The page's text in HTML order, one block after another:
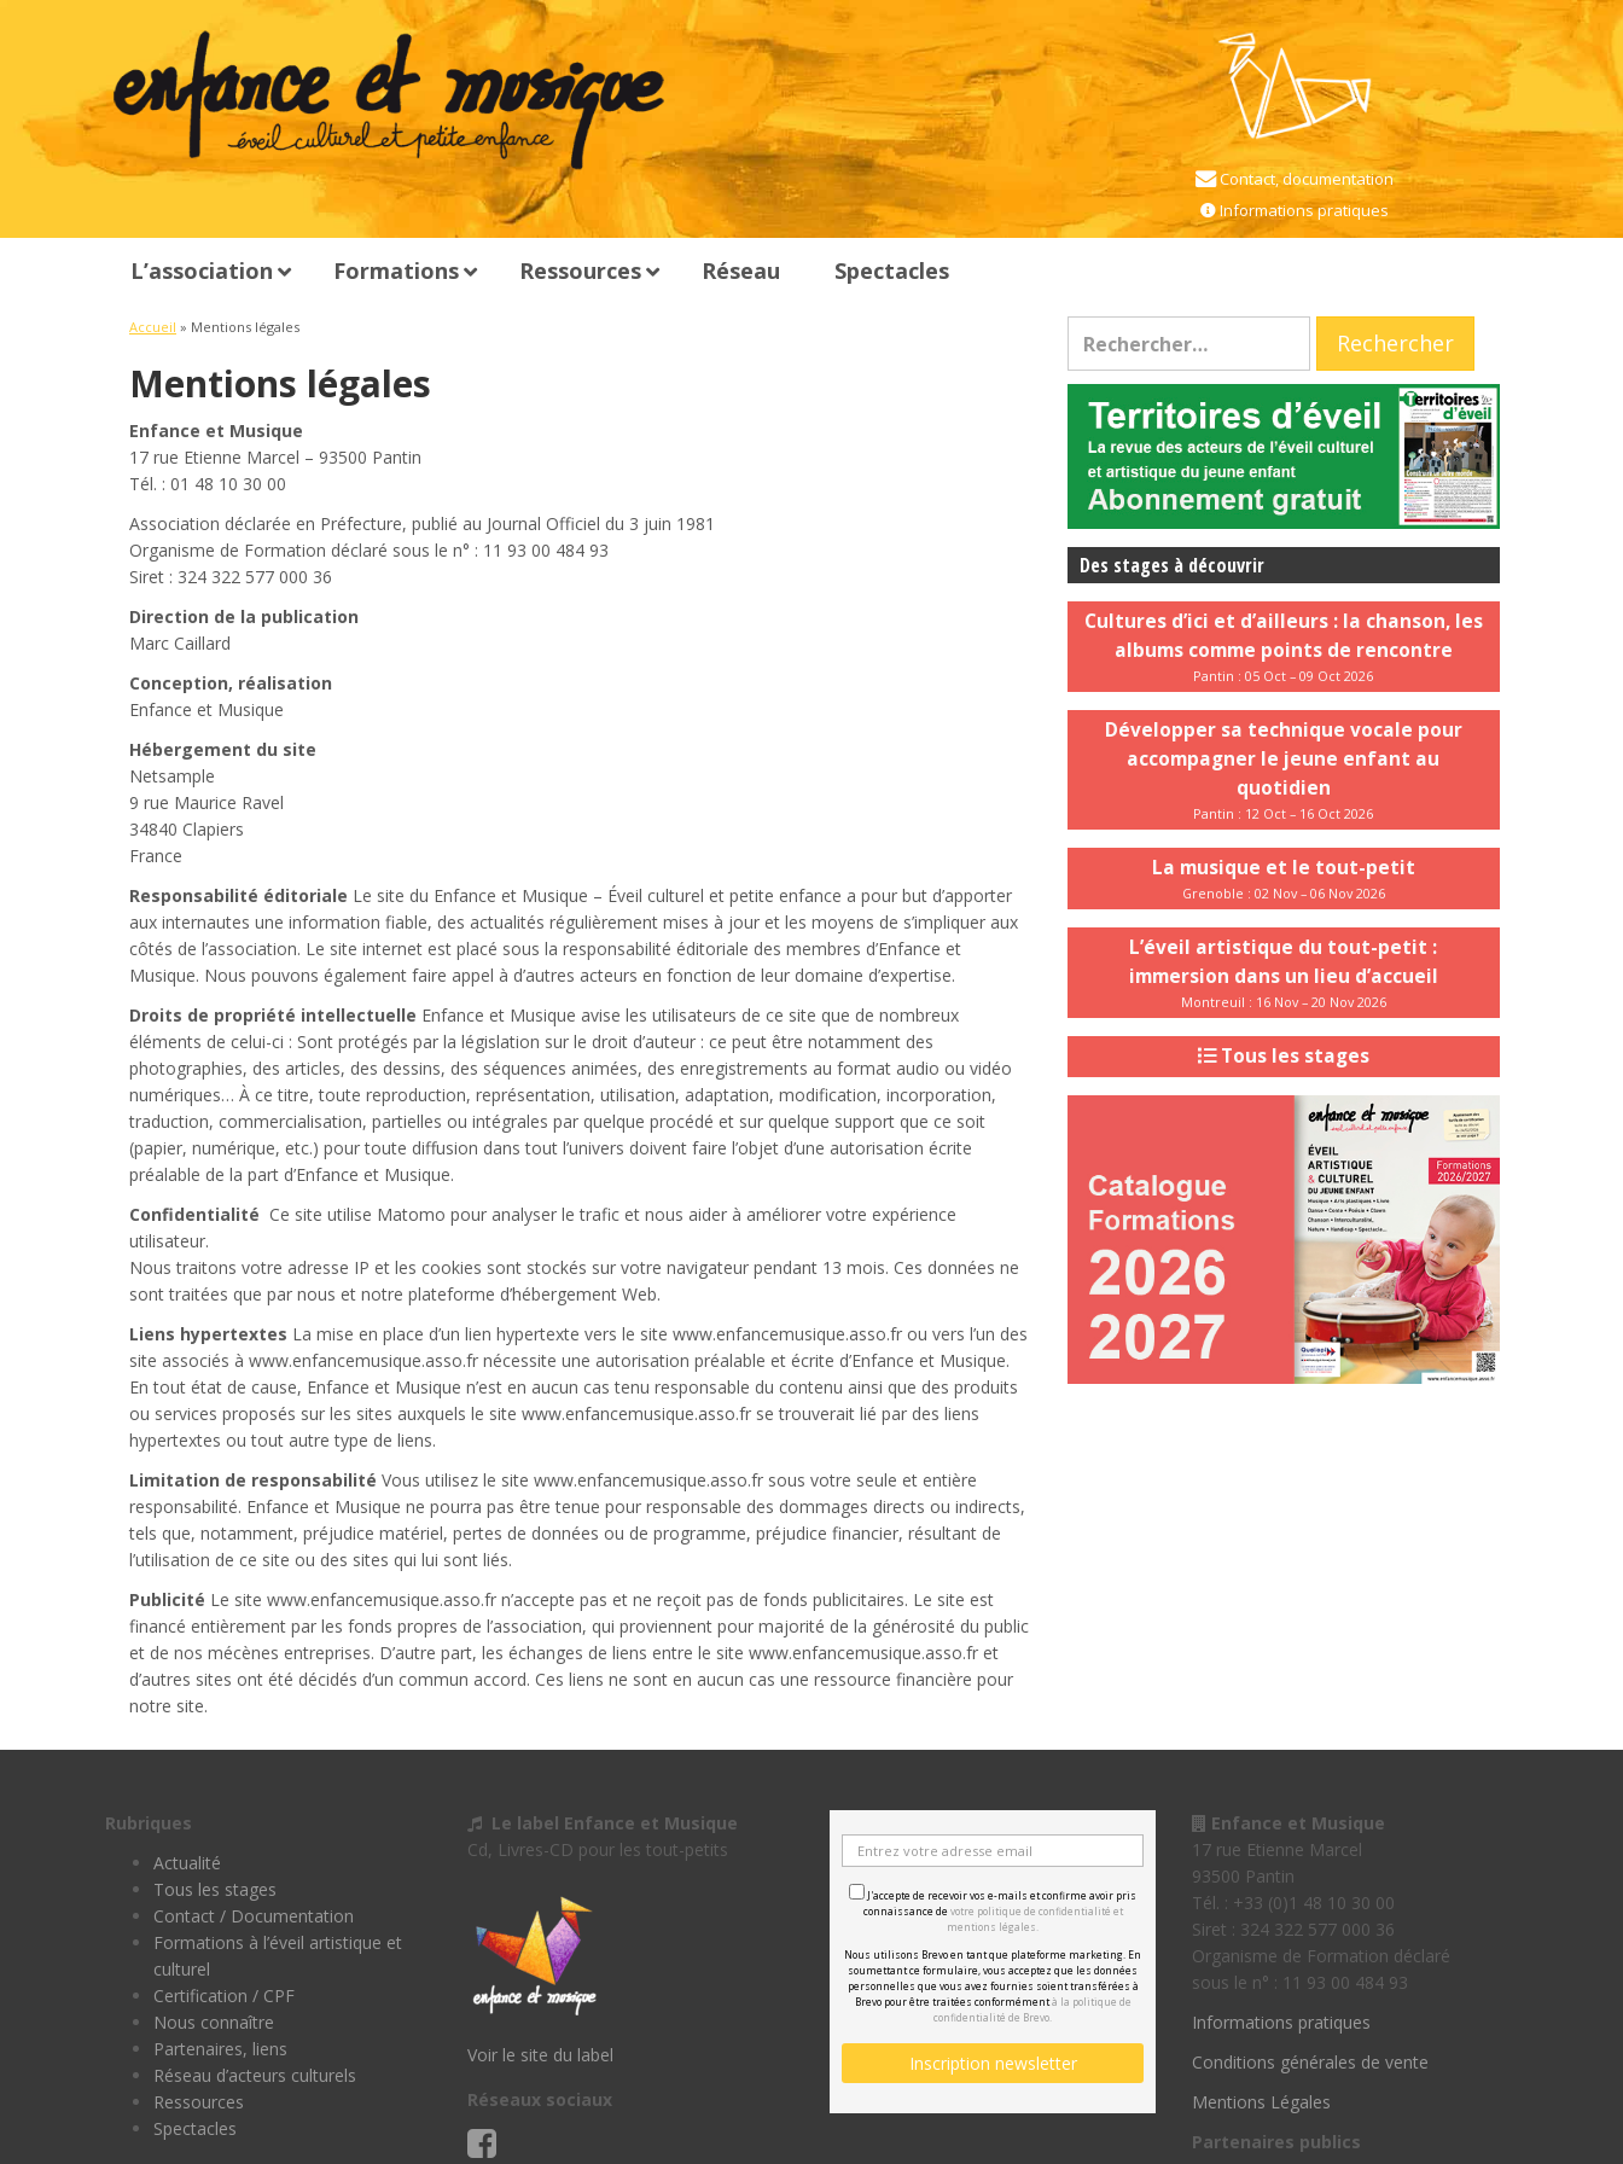
Contact, documentation
Informations pratiques
L’association Formations Ressources Réseau Spectacles
Accueil » Mentions légales
Mentions légales
Enfance et Musique
17 rue Etienne Marcel – 93500 Pantin
Tél. : 01 48 10 30 00
Association déclarée en Préfecture, publié au Journal Officiel du 3 juin 1981
Organisme de Formation déclaré sous le n° : 11 93 00 484 93
Siret : 324 322 577 000 36
Direction de la publication
Marc Caillard
Conception, réalisation
Enfance et Musique
Hébergement du site
Netsample
9 rue Maurice Ravel
34840 Clapiers
France
Responsabilité éditoriale Le site du Enfance et Musique – Éveil culturel et petite enfance a pour but d’apporter
aux internautes une information fiable, des actualités régulièrement mises à jour et les moyens de s’impliquer aux
côtés de l’association. Le site internet est placé sous la responsabilité éditoriale des membres d’Enfance et
Musique. Nous pouvons également faire appel à d’autres acteurs en fonction de leur domaine d’expertise.
Droits de propriété intellectuelle Enfance et Musique avise les utilisateurs de ce site que de nombreux
éléments de celui-ci : Sont protégés par la législation sur le droit d’auteur : ce peut être notamment des
photographies, des articles, des dessins, des séquences animées, des enregistrements au format audio ou vidéo
numériques… À ce titre, toute reproduction, représentation, utilisation, adaptation, modification, incorporation,
traduction, commercialisation, partielles ou intégrales par quelque procédé et sur quelque support que ce soit
(papier, numérique, etc.) pour toute diffusion dans tout l’univers doivent faire l’objet d’une autorisation écrite
préalable de la part d’Enfance et Musique.
Confidentialité Ce site utilise Matomo pour analyser le trafic et nous aider à améliorer votre expérience
utilisateur.​
Nous traitons votre adresse IP et les cookies sont stockés sur votre navigateur pendant 13 mois. Ces données ne
sont traitées que par nous et notre plateforme d’hébergement Web.
Liens hypertextes La mise en place d’un lien hypertexte vers le site www.enfancemusique.asso.fr ou vers l’un des
site associés à www.enfancemusique.asso.fr nécessite une autorisation préalable et écrite d’Enfance et Musique.
En tout état de cause, Enfance et Musique n’est en aucun cas tenu responsable du contenu ainsi que des produits
ou services proposés sur les sites auxquels le site www.enfancemusique.asso.fr se trouverait lié par des liens
hypertextes ou tout autre type de liens.
Limitation de responsabilité Vous utilisez le site www.enfancemusique.asso.fr sous votre seule et entière
responsabilité. Enfance et Musique ne pourra pas être tenue pour responsable des dommages directs ou indirects,
tels que, notamment, préjudice matériel, pertes de données ou de programme, préjudice financier, résultant de
l’utilisation de ce site ou des sites qui lui sont liés.
Publicité Le site www.enfancemusique.asso.fr n’accepte pas et ne reçoit pas de fonds publicitaires. Le site est
financé entièrement par les fonds propres de l’association, qui proviennent pour majorité de la générosité du public
et de nos mécènes entreprises. D’autre part, les échanges de liens entre le site www.enfancemusique.asso.fr et
d’autres sites ont été décidés d’un commun accord. Ces liens ne sont en aucun cas une ressource financière pour
notre site.
Des stages à découvrir
Cultures d’ici et d’ailleurs : la chanson, les
albums comme points de rencontre
Pantin : 05 Oct – 09 Oct 2026
Développer sa technique vocale pour
accompagner le jeune enfant au
quotidien
Pantin : 12 Oct – 16 Oct 2026
La musique et le tout-petit
Grenoble : 02 Nov – 06 Nov 2026
L’éveil artistique du tout-petit :
immersion dans un lieu d’accueil
Montreuil : 16 Nov – 20 Nov 2026
Tous les stages
Rubriques
Actualité
Tous les stages
Contact / Documentation
Formations à l’éveil artistique et
culturel
Certification / CPF
Nous connaître
Partenaires, liens
Réseau d’acteurs culturels
Ressources
Spectacles
Le label Enfance et Musique
Cd, Livres-CD pour les tout-petits
Voir le site du label
Réseaux sociaux
J'accepte de recevoir vos e-mails et confirme avoir pris
connaissance de votre politique de confidentialité et
mentions légales.
Nous utilisons Brevo en tant que plateforme marketing. En
soumettant ce formulaire, vous acceptez que les données
personnelles que vous avez fournies soient transférées à
Brevo pour être traitées conformémentà la politique de
confidentialité de Brevo.
Enfance et Musique
17 rue Etienne Marcel
93500 Pantin
Tél. : +33 (0)1 48 10 30 00
Siret : 324 322 577 000 36
Organisme de Formation déclaré
sous le n° : 11 93 00 484 93
Informations pratiques
Conditions générales de vente
Mentions Légales
Partenaires publics